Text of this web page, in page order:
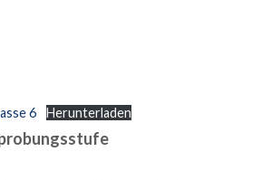
6 Herunterladen